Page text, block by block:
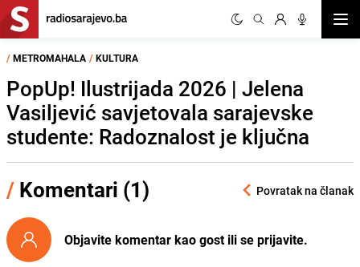
/ METROMAHALA / KULTURA
PopUp! Ilustrijada 2026 | Jelena
Vasiljević savjetovala sarajevske
studente: Radoznalost je ključna
/ Komentari (1) Povratak na članak
Objavite komentar kao gost ili se prijavite.